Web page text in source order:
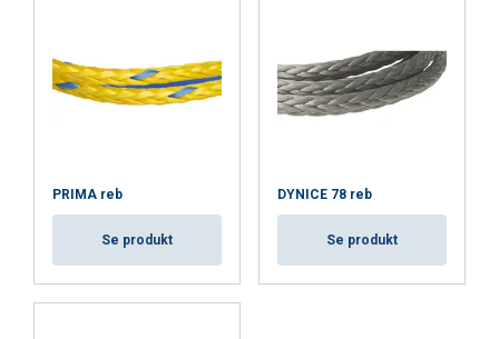
PRIMA reb
Se produkt
DYNICE 78 reb
Se produkt
Absolut
nødvendige
Ydeevne Målretning
ACCEPTER ALLE